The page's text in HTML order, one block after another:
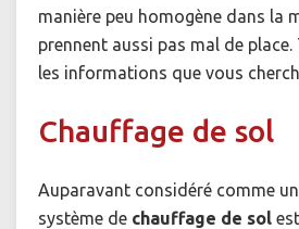
manière peu homogène dans la
prennent aussi pas mal de place.
les informations que vous
Chauffage de sol
Auparavant considéré comme
système de chauffage de sol